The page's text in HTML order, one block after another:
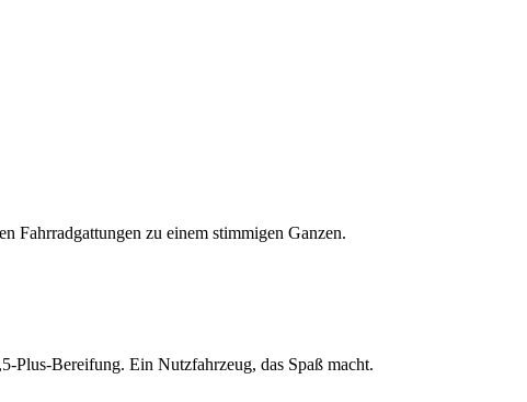
Fahrradgattungen zu einem stimmigen Ganzen.
Plus-Bereifung. Ein Nutzfahrzeug, das Spaß macht.